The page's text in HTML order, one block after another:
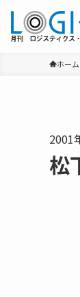
ホーム
2001
松